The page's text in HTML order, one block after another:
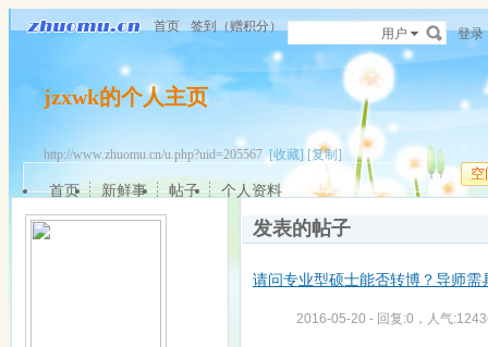
首页 签到（赠积分） 用户 登录
jzxwk的个人主页
http://www.zhuomu.cn/u.php?uid=205567[收藏] [复制]
空
首页 新鲜事 帖子 个人资料
发表的帖子
请问专业型硕士能否转博？导师
2016-05-20 - 回复:0，人气